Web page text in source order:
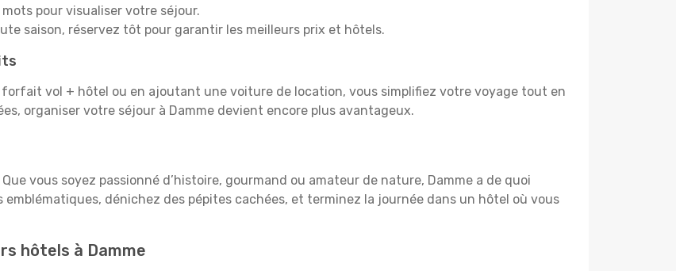
pour visualiser votre séjour.
saison, réservez tôt pour garantir les meilleurs prix et hôtels.
vol + hôtel ou en ajoutant une voiture de location, vous simplifiez votre voyage tout en
organiser votre séjour à Damme devient encore plus avantageux.
vous soyez passionné d’histoire, gourmand ou amateur de nature, Damme a de quoi
dénichez des pépites cachées, et terminez la journée dans un hôtel où vous
hôtels à Damme